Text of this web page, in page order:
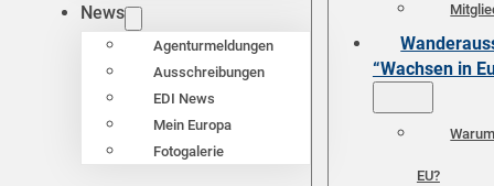
News
Agenturmeldungen
Ausschreibungen
EDI News
Mein Europa
Fotogalerie
“Wachsen in
EU?